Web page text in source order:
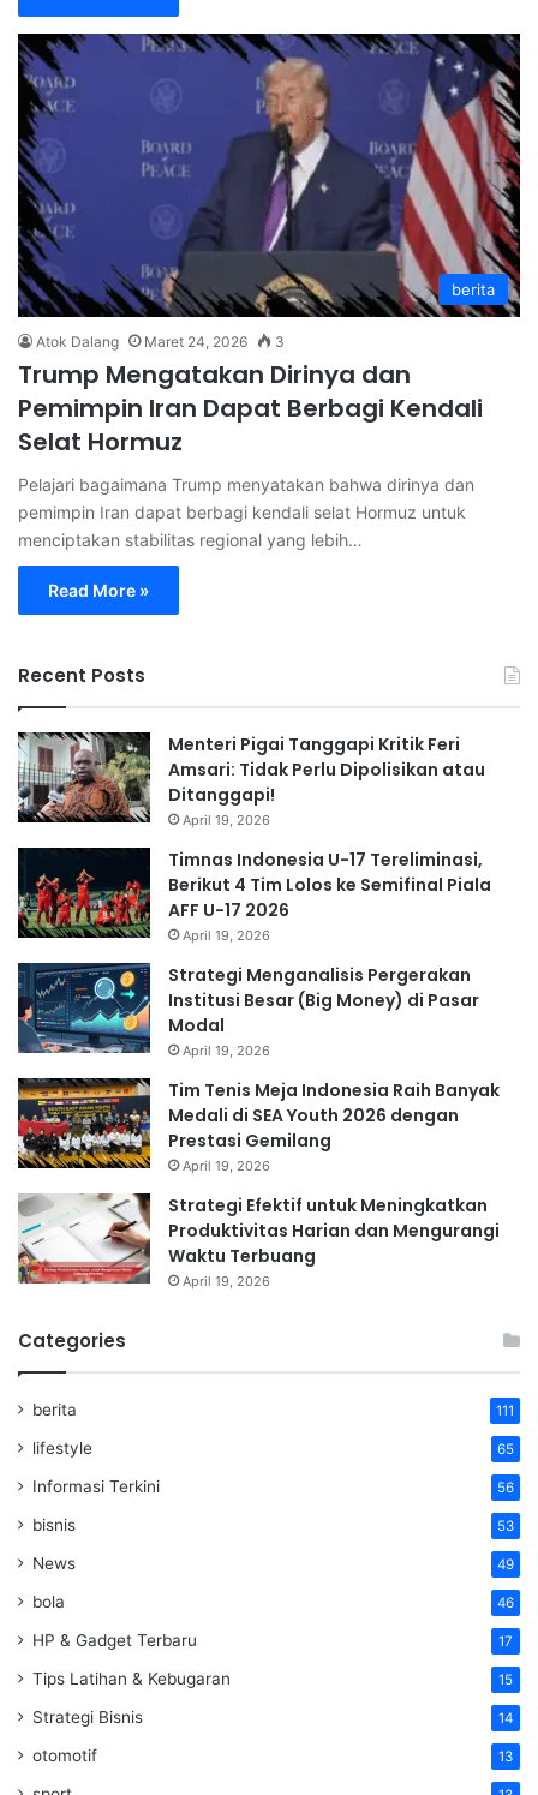
berita
Atok Dalang Maret 24, 2026 3
Trump Mengatakan Dirinya dan
Pemimpin Iran Dapat Berbagi Kendali
Selat Hormuz
Pelajari bagaimana Trump menyatakan bahwa dirinya dan
pemimpin Iran dapat berbagi kendali selat Hormuz untuk
menciptakan stabilitas regional yang lebih…
Read More »
Recent Posts
Menteri Pigai Tanggapi Kritik Feri
Amsari: Tidak Perlu Dipolisikan atau
Ditanggapi!
April 19, 2026
Timnas Indonesia U-17 Tereliminasi,
Berikut 4 Tim Lolos ke Semifinal Piala
AFF U-17 2026
April 19, 2026
Strategi Menganalisis Pergerakan
Institusi Besar (Big Money) di Pasar
Modal
April 19, 2026
Tim Tenis Meja Indonesia Raih Banyak
Medali di SEA Youth 2026 dengan
Prestasi Gemilang
April 19, 2026
Strategi Efektif untuk Meningkatkan
Produktivitas Harian dan Mengurangi
Waktu Terbuang
April 19, 2026
Categories
berita 111
lifestyle 65
Informasi Terkini 56
bisnis 53
News 49
bola 46
HP & Gadget Terbaru 17
Tips Latihan & Kebugaran 15
Strategi Bisnis 14
otomotif 13